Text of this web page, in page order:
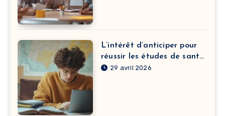
L’intérêt d’anticiper pour
réussir les études de santé
à Clermont-Ferrand
29 avril 2026